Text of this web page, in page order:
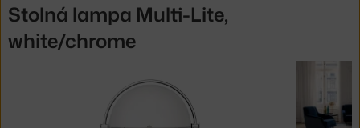
Stolná lampa Multi-Lite,
white/chrome